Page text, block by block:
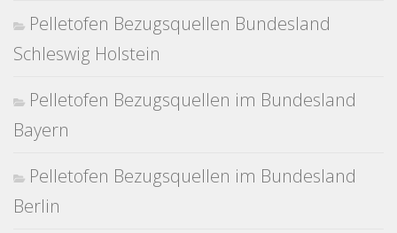
Pelletofen Bezugsquellen Bundesland
Schleswig Holstein
Pelletofen Bezugsquellen im Bundesland
Bayern
Pelletofen Bezugsquellen im Bundesland
Berlin